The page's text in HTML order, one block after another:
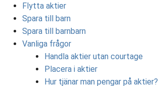
Flytta aktier
Spara till barn
Spara till barnbarn
Vanliga frågor
Handla aktier utan courtage
Placera i aktier
Hur tjänar man pengar på aktier?